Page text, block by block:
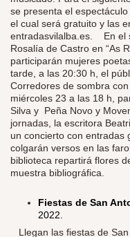
se presenta el
el cual será gratuito y las
entradasvilalba.es. En el
Rosalía de Castro en “As
participarán mujeres
tarde, a las 20:30 h, el
Corredores de sombra
miércoles 23 a las 18 h,
Silva y Peña Novo y
jornadas, la escritora
un concierto con entradas
colgarán versos en las
biblioteca repartirá flores
muestra bibliográfica.
Fiestas de San
2022.
Llegan las fiestas de